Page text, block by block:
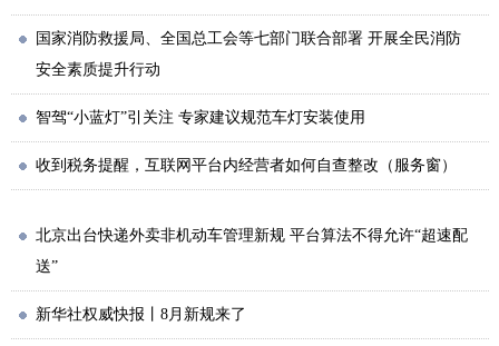
国家消防救援局、全国总工会等七部门联合部署 开展全民消防
安全素质提升行动
智驾“小蓝灯”引关注 专家建议规范车灯安装使用
收到税务提醒，互联网平台内经营者如何自查整改（服务窗）
北京出台快递外卖非机动车管理新规 平台算法不得允许“超速配
送”
新华社权威快报丨8月新规来了